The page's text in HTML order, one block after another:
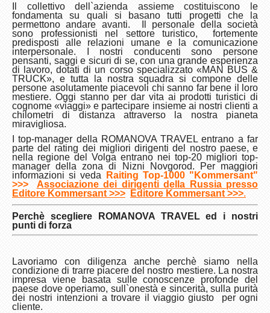
Il collettivo dell`azienda assieme costituiscono le
fondamenta su quali si basano tutti progetti che la
permettono andare avanti. Il personale della società
sono professionisti nel settore turistico, fortemente
predisposti alle relazioni umane e la comunicazione
interpersonale. I nostri conducenti sono persone
pensanti, saggi e sicuri di se, con una grande esperienza
di lavoro, dotati di un corso specializzato «MAN BUS &
TRUCK», e tutta la nostra squadra si compone delle
persone asolutamente piacevoli chi sanno far bene il loro
mestiere. Oggi stanno per dar vita ai prodotti turistici di
cognome «viaggi» e partecipare insieme ai nostri clienti a
chilometri di distanza attraverso la nostra pianeta
miravigliosa.
I top-manager della ROMANOVA TRAVEL entrano a far
parte del rating dei migliori dirigenti del nostro paese, e
nella regione del Volga entrano nei top-20 migliori top-
manager della zona di Nizni Novgorod. Per maggiori
informazioni si veda
Raiting Top-1000 "Kommersant"
>>>
Associazione dei dirigenti della Russia presso
Editore Kommersant >>>
Editore Kommersant >>>.
Perchè scegliere ROMANOVA TRAVEL ed i nostri
punti di forza
Lavoriamo con diligenza anche perchè siamo nella
condizione di trarre piacere del nostro mestiere. La nostra
impresa viene basata sulle conoscenze profonde del
paese dove operiamo, sull`onestà e sincerità, sulla purità
dei nostri intenzioni a trovare il viaggio giusto per ogni
cliente.